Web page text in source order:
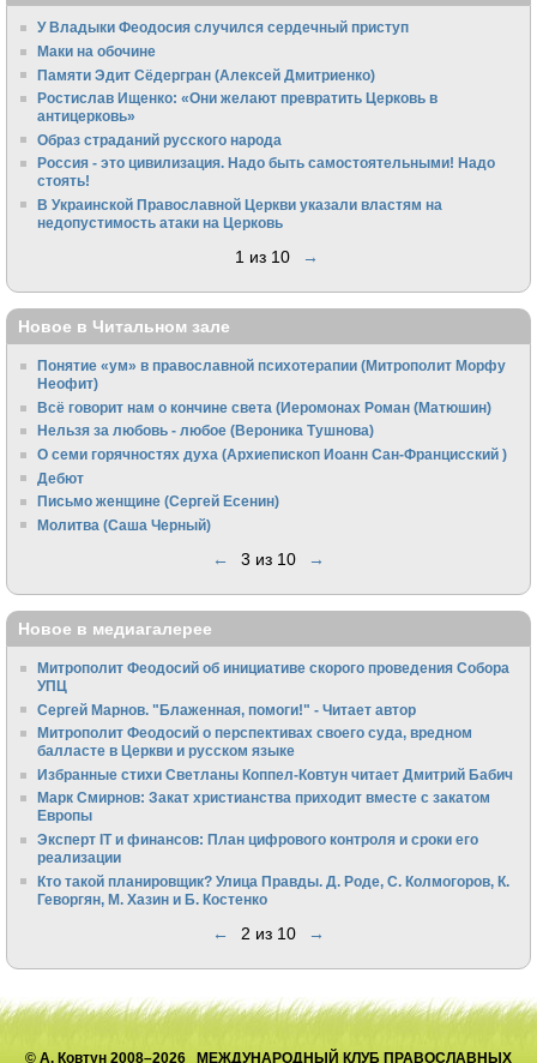
У Владыки Феодосия случился сердечный приступ
Маки на обочине
Памяти Эдит Сёдергран (Алексей Дмитриенко)
Ростислав Ищенко: «Они желают превратить Церковь в
антицерковь»
Образ страданий русского народа
Россия - это цивилизация. Надо быть самостоятельными! Надо
стоять!
В Украинской Православной Церкви указали властям на
недопустимость атаки на Церковь
1 из 10 →
Новое в Читальном зале
Понятие «ум» в православной психотерапии (Митрополит Морфу
Неофит)
Всё говорит нам о кончине света (Иеромонах Роман (Матюшин)
Нельзя за любовь - любое (Вероника Тушнова)
О семи горячностях духа (Архиепископ Иоанн Сан-Францисский )
Дебют
Письмо женщине (Сергей Есенин)
Молитва (Саша Черный)
← 3 из 10 →
Новое в медиагалерее
Митрополит Феодосий об инициативе скорого проведения Собора
УПЦ
Сергей Марнов. "Блаженная, помоги!" - Читает автор
Митрополит Феодосий о перспективах своего суда, вредном
балласте в Церкви и русском языке
Избранные стихи Светланы Коппел-Ковтун читает Дмитрий Бабич
Марк Смирнов: Закат христианства приходит вместе с закатом
Европы
Эксперт IT и финансов: План цифрового контроля и сроки его
реализации
Кто такой планировщик? Улица Правды. Д. Роде, С. Колмогоров, К.
Геворгян, М. Хазин и Б. Костенко
← 2 из 10 →
© А. Ковтун 2008–2026 МЕЖДУНАРОДНЫЙ КЛУБ ПРАВОСЛАВНЫХ